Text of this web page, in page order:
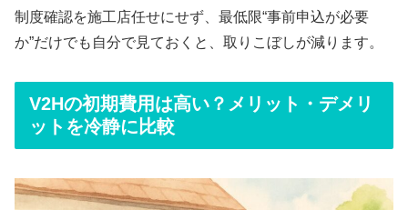
制度確認を施工店任せにせず、最低限“事前申込が必要
か”だけでも自分で見ておくと、取りこぼしが減ります。
V2Hの初期費用は高い？メリット・デメリ
ットを冷静に比較